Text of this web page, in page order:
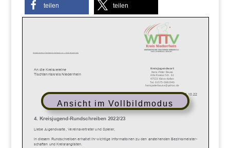
teilen teilen
Ansicht im Vollbildmodus